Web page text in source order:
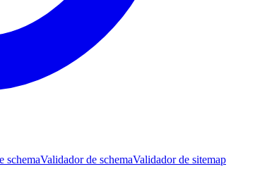
schemaValidador de schemaValidador de sitemap